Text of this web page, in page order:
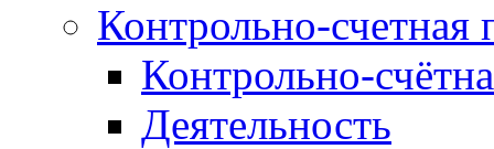
Контрольно-счетная
Контрольно-
Деятельность